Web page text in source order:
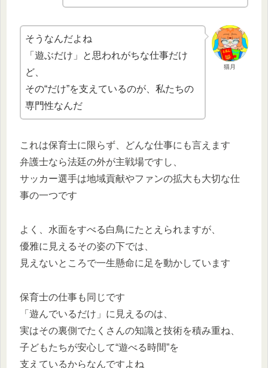
猫月
そうなんだよね
「遊ぶだけ」と思われがちな仕事だけ
ど、
その“だけ”を支えているのが、私たちの
専門性なんだ
これは保育士に限らず、どんな仕事にも言えます
弁護士なら法廷の外が主戦場ですし、
サッカー選手は地域貢献やファンの拡大も大切な仕
事の一つです
よく、水面をすべる白鳥にたとえられますが、
優雅に見えるその姿の下では、
見えないところで一生懸命に足を動かしています
保育士の仕事も同じです
「遊んでいるだけ」に見えるのは、
実はその裏側でたくさんの知識と技術を積み重ね、
子どもたちが安心して“遊べる時間”を
支えているからなんですよね